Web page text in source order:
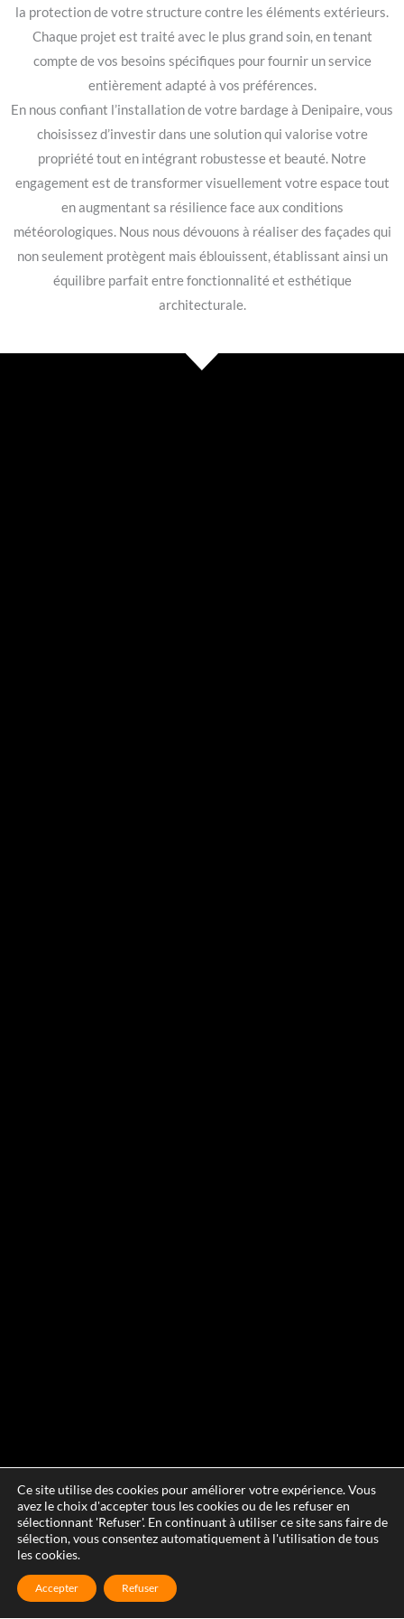
la protection de votre structure contre les éléments extérieurs.
Chaque projet est traité avec le plus grand soin, en tenant
compte de vos besoins spécifiques pour fournir un service
entièrement adapté à vos préférences.
En nous confiant l’installation de votre bardage à Denipaire, vous
choisissez d’investir dans une solution qui valorise votre
propriété tout en intégrant robustesse et beauté. Notre
engagement est de transformer visuellement votre espace tout
en augmentant sa résilience face aux conditions
météorologiques. Nous nous dévouons à réaliser des façades qui
non seulement protègent mais éblouissent, établissant ainsi un
équilibre parfait entre fonctionnalité et esthétique
architecturale.
Ce site utilise des cookies pour améliorer votre expérience. Vous
avez le choix d'accepter tous les cookies ou de les refuser en
sélectionnant 'Refuser'. En continuant à utiliser ce site sans faire de
sélection, vous consentez automatiquement à l'utilisation de tous
les cookies.
Accepter Refuser